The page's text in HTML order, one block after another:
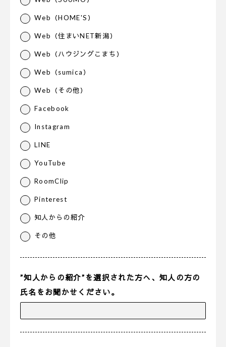
Web（HOME'S）
Web（住まいNET新潟）
Web（ハウジングこまち）
Web（sumica）
Web（その他）
Facebook
Instagram
LINE
YouTube
RoomClip
Pinterest
知人からの紹介
その他
”知人からの紹介”を選択された方へ、知人の方の
氏名をお聞かせください。